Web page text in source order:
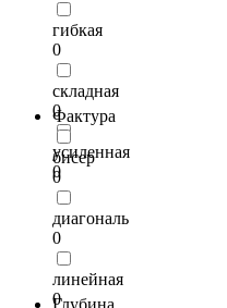
гибкая
0
складная
0
усиленная
0
Фактура
бисер
0
диагональ
0
линейная
0
Глубина